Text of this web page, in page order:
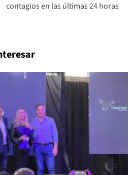
contagios en las últimas 24 horas